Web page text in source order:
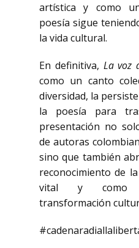
artística y como
poesía sigue
la vida cultural.
En definitiva, La voz
como un canto
diversidad, la
la poesía para
presentación no
de autoras
sino que también
reconocimiento de
vital y como
transformación